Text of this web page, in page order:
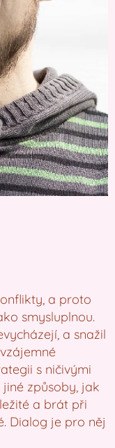
a proto
smysluplnou.
a snažil
s ničivými
způsoby, jak
a brát při
Dialog je pro něj